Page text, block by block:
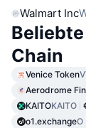
Walmart Inc
Chain
Venice Token
Aerodrome
KAITOKAITO
o1.exchangeO